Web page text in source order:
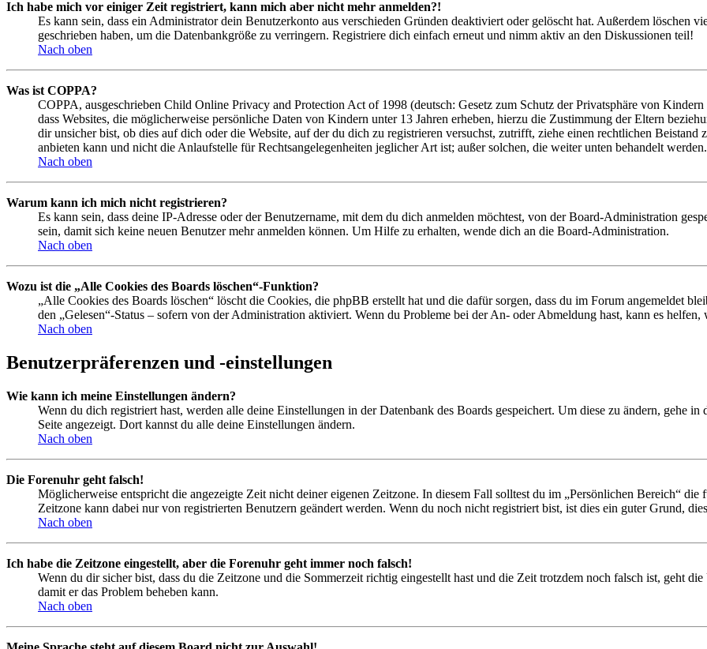
Ich habe mich vor einiger Zeit registriert, kann mich aber nicht mehr anmelden?!
Es kann sein, dass ein Administrator dein Benutzerkonto aus verschieden Gründen deaktiviert oder gelöscht hat. Außerdem löschen
geschrieben haben, um die Datenbankgröße zu verringern. Registriere dich einfach erneut und nimm aktiv an den Diskussionen teil!
Nach oben
Was ist COPPA?
COPPA, ausgeschrieben Child Online Privacy and Protection Act of 1998 (deutsch: Gesetz zum Schutz der Privatsphäre von
dass Websites, die möglicherweise persönliche Daten von Kindern unter 13 Jahren erheben, hierzu die Zustimmung der Eltern
dir unsicher bist, ob dies auf dich oder die Website, auf der du dich zu registrieren versuchst, zutrifft, ziehe einen rechtlichen Beistand
anbieten kann und nicht die Anlaufstelle für Rechtsangelegenheiten jeglicher Art ist; außer solchen, die weiter unten behandelt werden.
Nach oben
Warum kann ich mich nicht registrieren?
Es kann sein, dass deine IP-Adresse oder der Benutzername, mit dem du dich anmelden möchtest, von der Board-Administration
sein, damit sich keine neuen Benutzer mehr anmelden können. Um Hilfe zu erhalten, wende dich an die Board-Administration.
Nach oben
Wozu ist die „Alle Cookies des Boards löschen“-Funktion?
„Alle Cookies des Boards löschen“ löscht die Cookies, die phpBB erstellt hat und die dafür sorgen, dass du im Forum angemeldet
den „Gelesen“-Status – sofern von der Administration aktiviert. Wenn du Probleme bei der An- oder Abmeldung hast, kann es
Nach oben
Benutzerpräferenzen und -einstellungen
Wie kann ich meine Einstellungen ändern?
Wenn du dich registriert hast, werden alle deine Einstellungen in der Datenbank des Boards gespeichert. Um diese zu ändern, gehe
Seite angezeigt. Dort kannst du alle deine Einstellungen ändern.
Nach oben
Die Forenuhr geht falsch!
Möglicherweise entspricht die angezeigte Zeit nicht deiner eigenen Zeitzone. In diesem Fall solltest du im „Persönlichen Bereich“
Zeitzone kann dabei nur von registrierten Benutzern geändert werden. Wenn du noch nicht registriert bist, ist dies ein guter Grund,
Nach oben
Ich habe die Zeitzone eingestellt, aber die Forenuhr geht immer noch falsch!
Wenn du dir sicher bist, dass du die Zeitzone und die Sommerzeit richtig eingestellt hast und die Zeit trotzdem noch falsch ist, geht
damit er das Problem beheben kann.
Nach oben